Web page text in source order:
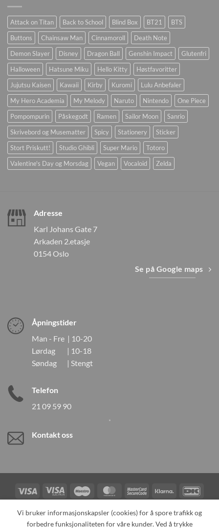
Attack on Titan Back to School Blind Box BT21
BTS
Buttons
Chainsaw Man Cinnamoroll
Death Note
Demon Slayer
Disney Dragon Ball Genshin Impact
Glutenfri
Halloween
Hatsune Miku Hello Kitty
Høstfavoritter
Jujutsu Kaisen
Kawaii Kirby Kuromi
Lulu Anbefaler
My Hero Academia
My Melody Naruto Nintendo
One Piece
Pompompurin
Påskegodt Ramen Sailor Moon
Sanrio
Skrivebord og Musematter
Spicy Stationery
Sticker
Stort Priskutt!
Studio Ghibli Super Mario
Totoro
Valentine's Day og Morsdag
Vegan Vocaloid Zelda
Adresse
Karl Johans Gate 7
Arkaden 2.etasje
0154 Oslo
Se på Google maps
Åpningstider
Man - Fre | 10-20
Lørdag | 10-18
Søndag | Stengt
Telefon
21 09 59 90
Kontakt oss
Visa
Visa
Electron
Maestro MasterCardMasterCard
2
Klarna
Card
TILBAKEKALLINGER KONTAKT OSS OM OSS
Vi bruker informasjonskapsler (cookies) for å spore trafikk og
forbedre funksjonaliteten for våre kunder. Ved å trykke